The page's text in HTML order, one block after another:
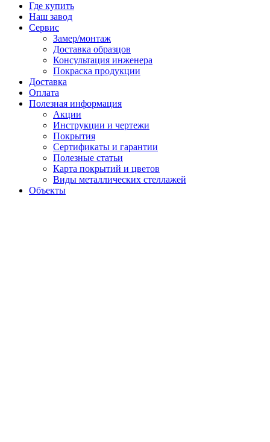
Где купить
Наш завод
Сервис
Замер/монтаж
Доставка образцов
Консультация инженера
Покраска продукции
Доставка
Оплата
Полезная информация
Акции
Инструкции и чертежи
Покрытия
Сертификаты и гарантии
Полезные статьи
Карта покрытий и цветов
Виды металлических стеллажей
Объекты